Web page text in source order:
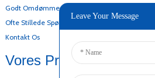
Godt Omdømme
Ofte Stillede Spørgsmål
Kontakt Os
Vores Produkter
Leave Your Message